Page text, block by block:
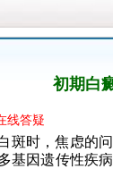
初期白
线答疑
斑时，焦虑的
基因遗传性疾